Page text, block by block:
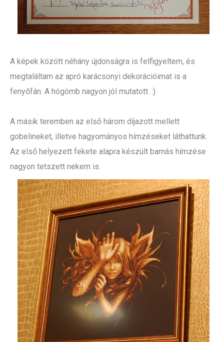
A képek között néhány újdonságra is felfigyeltem, és
megtaláltam az apró karácsonyi dekorációimat is a
fenyőfán. A hógömb nagyon jól mutatott. :)
A másik teremben az első három díjazott mellett
gobelineket, illetve hagyományos hímzéseket láthattunk.
Az első helyezett fekete alapra készült barnás hímzése
nagyon tetszett nekem is.